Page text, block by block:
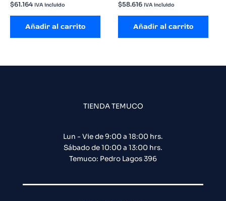
$61.164 IVA incluido
Añadir al carrito
$58.616 IVA incluido
Añadir al carrito
TIENDA TEMUCO
Lun - Vie de 9:00 a 18:00 hrs.
Sábado de 10:00 a 13:00 hrs.
Temuco: Pedro Lagos 396